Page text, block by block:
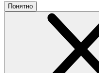
Понятно